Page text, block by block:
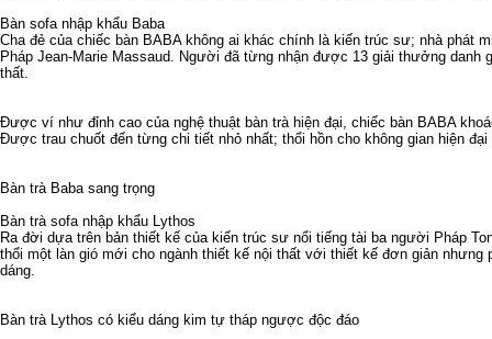
Bàn sofa nhập khẩu Baba
Cha đẻ của chiếc bàn BABA không ai khác chính là kiến trúc sư; nhà phát
Pháp Jean-Marie Massaud. Người đã từng nhận được 13 giải thưởng danh
thất.
Được ví như đỉnh cao của nghệ thuật bàn trà hiện đại, chiếc bàn BABA
Được trau chuốt đến từng chi tiết nhỏ nhất; thổi hồn cho không gian hiện đại
Bàn trà Baba sang trọng
Bàn trà sofa nhập khẩu Lythos
Ra đời dựa trên bản thiết kế của kiến trúc sư nổi tiếng tài ba người Pháp
thổi một làn gió mới cho ngành thiết kế nội thất với thiết kế đơn giản nhưng
dáng.
Bàn trà Lythos có kiểu dáng kim tự tháp ngược độc đáo